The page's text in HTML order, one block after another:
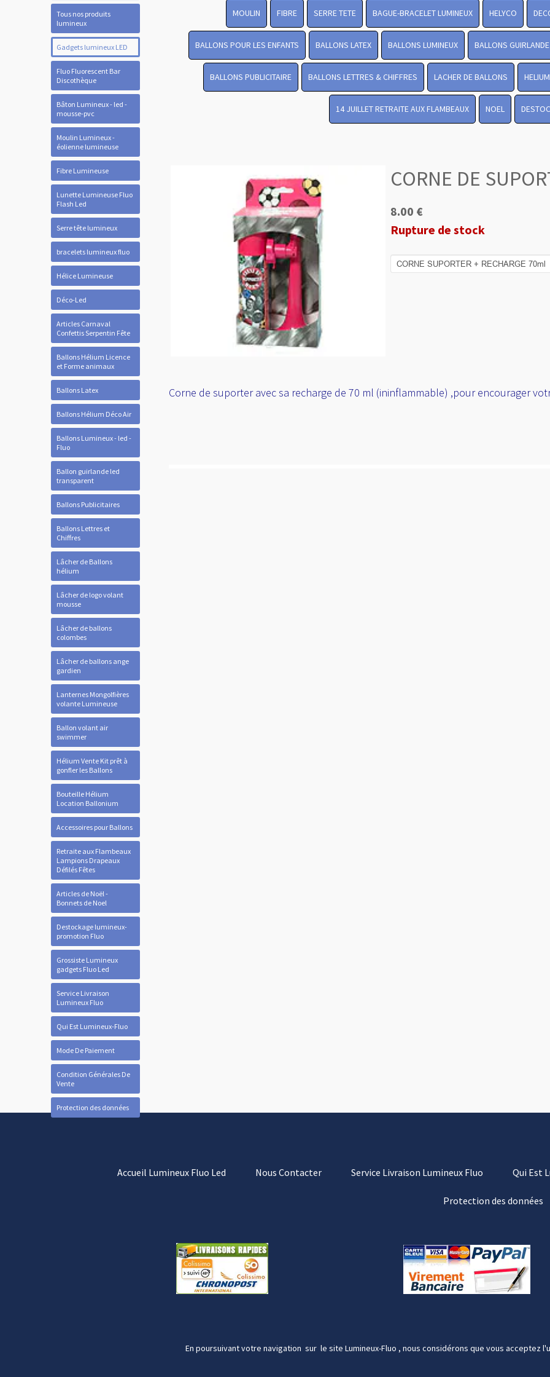
Tous nos produits
lumineux
Gadgets lumineux LED
Fluo Fluorescent Bar
Discothèque
Bâton Lumineux - led -
mousse-pvc
Moulin Lumineux -
éolienne lumineuse
Fibre Lumineuse
Lunette Lumineuse Fluo
Flash Led
Serre tête lumineux
bracelets lumineux fluo
Hélice Lumineuse
Déco-Led
Articles Carnaval
Confettis Serpentin Fête
Ballons Hélium Licence
et Forme animaux
Ballons Latex
Ballons Hélium Déco Air
Ballons Lumineux - led -
Fluo
Ballon guirlande led
transparent
Ballons Publicitaires
Ballons Lettres et
Chiffres
Lâcher de Ballons
hélium
Lâcher de logo volant
mousse
Lâcher de ballons
colombes
Lâcher de ballons ange
gardien
Lanternes Mongolfières
volante Lumineuse
Ballon volant air
swimmer
Hélium Vente Kit prêt à
gonfler les Ballons
Bouteille Hélium
Location Ballonium
Accessoires pour Ballons
Retraite aux Flambeaux
Lampions Drapeaux
Défilés Fêtes
Articles de Noël -
Bonnets de Noel
Destockage lumineux-
promotion Fluo
Grossiste Lumineux
gadgets Fluo Led
Service Livraison
Lumineux Fluo
Qui Est Lumineux-Fluo
Mode De Paiement
Condition Générales De
Vente
Protection des données
Accueil Lumineux Fluo Led Nous Contacter Service Livraison Lumineux Fluo Qui Est
Protection des données
En poursuivant votre navigation sur le site Lumineux-Fluo , nous considérons que vous acceptez
MOULIN FIBRE SERRE TETE BAGUE-BRACELET LUMINEUX HELYCO
BALLONS POUR LES ENFANTS BALLONS LATEX BALLONS LUMINEUX BALLONS GUIRLANDE
BALLONS PUBLICITAIRE BALLONS LETTRES & CHIFFRES LACHER DE BALLONS
14 JUILLET RETRAITE AUX FLAMBEAUX NOEL
CORNE DE
8.00 €
Rupture de stock
Corne de suporter avec sa recharge de 70 ml (ininflammable) ,pour encourager